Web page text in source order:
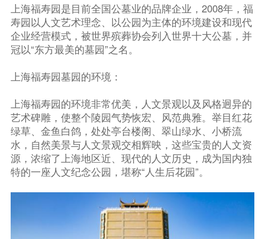
上海福寿园是目前全国公墓业的品牌企业，2008年，福
寿园以人文艺术理念、以公园为主体的环境建设和现代
企业经营模式，被世界殡葬协会列入世界十大公墓，并
冠以“东方最美的墓园”之名。
上海福寿园墓园的环境：
上海福寿园的环境非常优美，人文景观以及风格迥异的
艺术碑雕，使整个陵园气势恢宏、风范典雅。举目红花
绿草、金鱼白鸽，处处亭台楼阁、翠山绿水、小桥流
水，自然美景与人文景观交相辉映，这些宝贵的人文资
源，浓缩了上海地区近、现代的人文历史，成为国内独
特的一座人文纪念公园，堪称“人生后花园”。